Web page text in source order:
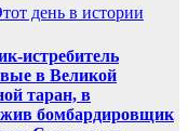
день в истории
истребитель
в Великой
таран, в
бомбардировщик